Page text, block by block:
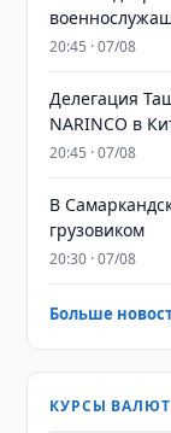
20:45 · 07/08
Делегация
NARINCO в
20:45 · 07/08
В
грузовиком
20:30 · 07/08
Больше
КУРСЫ ВАЛЮТ